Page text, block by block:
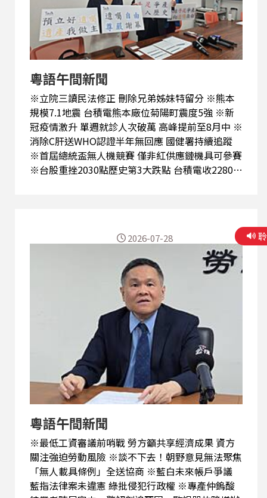
粵語午間新聞
※立院三讀民法修正 刪除兄弟姊妹特留分 ※熊本
規模7.1地震 台積電熊本廠位菊陽町震度5強 ※新
冠疫情激升 單週就診人次破萬 高峰提前至8月中 ※
消除C肝送WHO認證半年無回應 國健署持續追蹤
※首屆總統盃無人機競賽 僅非紅供應鏈機具可參賽
※台股重挫2030點歷史第3大跌點 台積電收2280元
粵語午間新聞
※最低工資審議前哨戰 勞方籲共享經濟成果 資方
關注強迫勞動風險 ※談不下去！朝野意見無法聚焦
「無人載具條例」全送協商 ※藍白未來帳戶爭議
藍指法律案未違憲 綠批侵犯行政權 ※專產仲鎢酸
2026-07-28